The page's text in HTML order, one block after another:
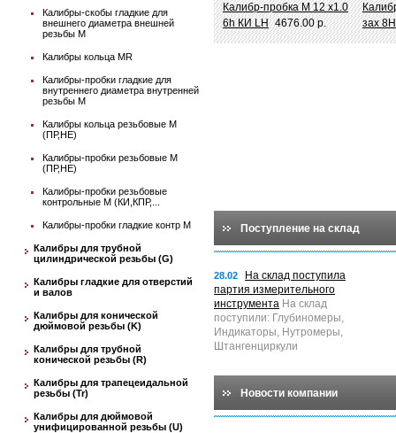
Калибры-скобы гладкие для
внешнего диаметра внешней
резьбы М
Калибры кольца MR
Калибры-пробки гладкие для
внутреннего диаметра внутренней
резьбы М
Калибры кольца резьбовые М
(ПР,НЕ)
Калибры-пробки резьбовые М
(ПР,НЕ)
Калибры-пробки резьбовые
контрольные М (КИ,КПР,...
Калибры-пробки гладкие контр М
Калибры для трубной
цилиндрической резьбы (G)
Калибры гладкие для отверстий
и валов
Калибры для конической
дюймовой резьбы (K)
Калибры для трубной
конической резьбы (R)
Калибры для трапецеидальной
резьбы (Tr)
Калибры для дюймовой
унифицированной резьбы (U)
Калибр-пробка М 12 х1.0
6h КИ LH 4676.00 р.
зах
Поступление на склад
28.02
На склад поступила
партия измерительного
инструмента На склад
поступили: Глубиномеры,
Индикаторы, Нутромеры,
Штангенциркули
Новости компании